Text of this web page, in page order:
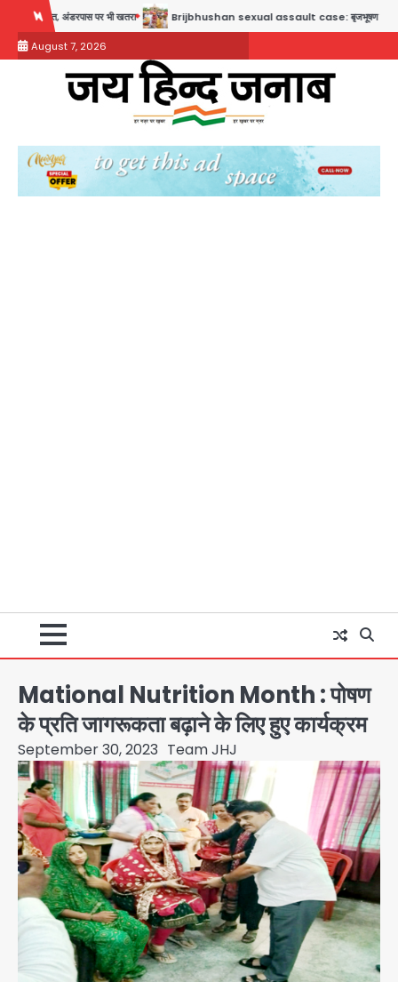
content
Brijbhushan sexual assault case: बृजभूषण सिंह बोले- संसद जरूर लौटूंगा, हुई चरित्र
August 7, 2026
Mational Nutrition Month : पोषण
के प्रति जागरूकता बढ़ाने के लिए हुए कार्यक्रम
September 30, 2023 Team JHJ